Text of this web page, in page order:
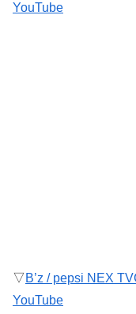
YouTube
▽B’z / pepsi NEX
YouTube